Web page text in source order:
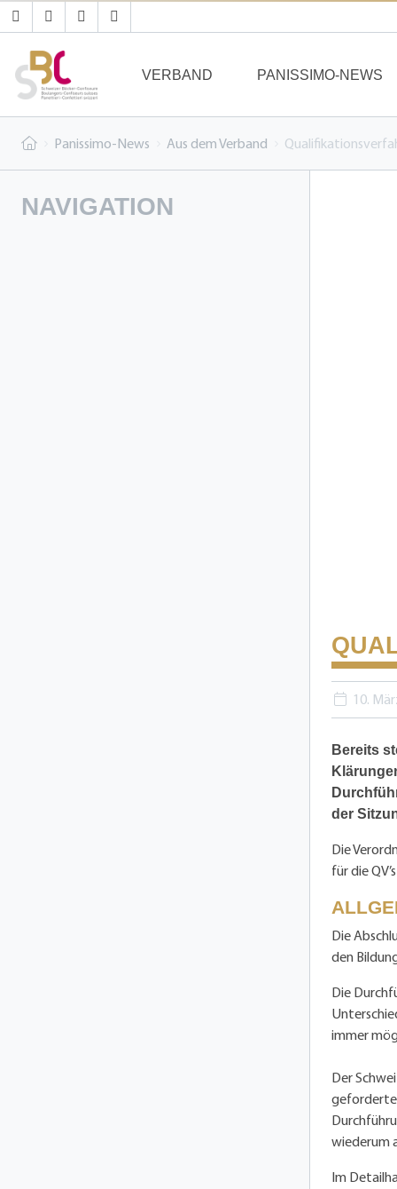
VERBAND PANISSIMO-NEWS
Panissimo-News Aus dem Verband
NAVIGATION
10.
Bereits
der
Die
für die
Die
den
Die
immer
Der
wiederum
Im